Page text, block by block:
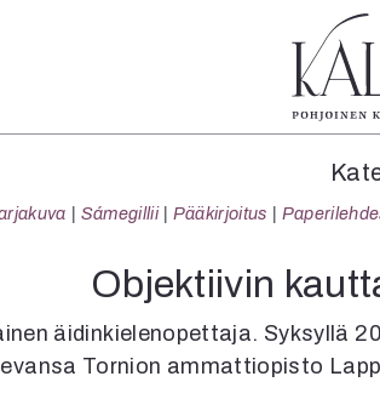
Verkkoartikkeli
Tanssi
Tanssi
Sarjakuva
Sámegillii
1/
5/
Sámegillii Pääkirjoitus
Objektiivin
äidinkielenopettaja. Syksyllä
Tornion ammattiopisto